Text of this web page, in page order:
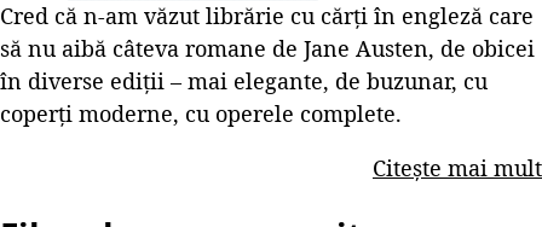
Cred că n-am văzut librărie cu cărți în engleză care
să nu aibă câteva romane de Jane Austen, de obicei
în diverse ediții – mai elegante, de buzunar, cu
coperți moderne, cu operele complete.
Citește mai mult